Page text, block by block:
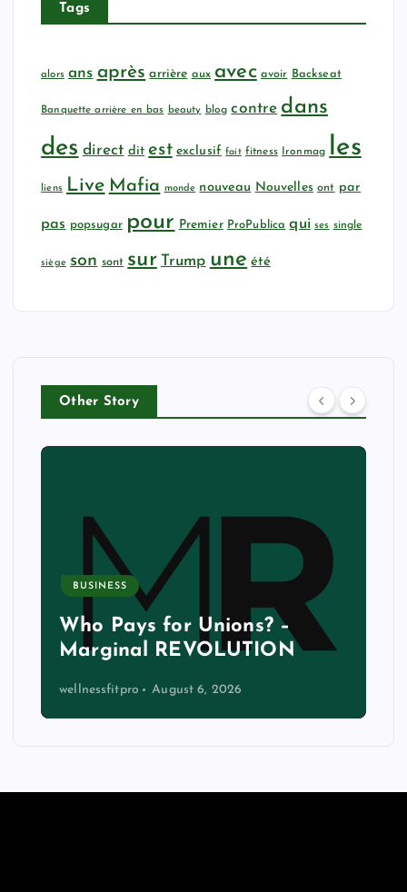
Tags
alors ans après arrière aux avec avoir Backseat
Banquette arrière en bas beauty blog contre dans
des direct dit est exclusif fait fitness Ironmag les
liens Live Mafia monde nouveau Nouvelles ont par
pas popsugar pour Premier ProPublica qui ses single
siège son sont sur Trump une été
Other Story
BUSINESS
Who Pays for Unions? –
Marginal REVOLUTION
wellnessfitpro August 6, 2026